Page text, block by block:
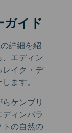
ガイド
詳細を紹
エディン
レイク・デ
ます。
ケンブリ
ィンバラ
トの自然の